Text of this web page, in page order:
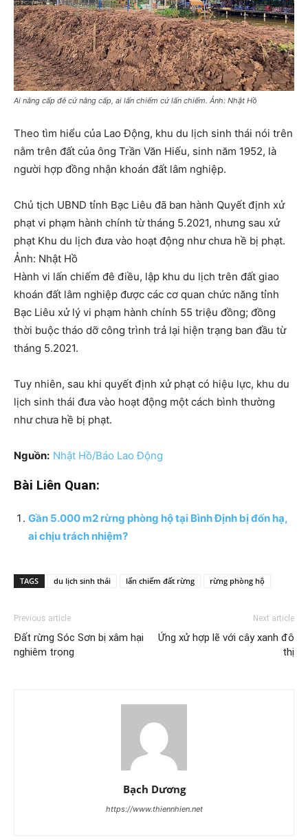
Ai nâng cấp đê cứ nâng cấp, ai lấn chiếm cứ lấn chiếm. Ảnh: Nhật Hồ
Theo tìm hiểu của Lao Động, khu du lịch sinh thái nói trên
nằm trên đất của ông Trần Văn Hiếu, sinh năm 1952, là
người hợp đồng nhận khoán đất lâm nghiệp.
Chủ tịch UBND tỉnh Bạc Liêu đã ban hành Quyết định xử
phạt vi phạm hành chính từ tháng 5.2021, nhưng sau xử
phạt Khu du lịch đưa vào hoạt động như chưa hề bị phạt.
Ảnh: Nhật Hồ
Hành vi lấn chiếm đê điều, lập khu du lịch trên đất giao
khoán đất lâm nghiệp được các cơ quan chức năng tỉnh
Bạc Liêu xử lý vi phạm hành chính 55 triệu đồng; đồng
thời buộc tháo dỡ công trình trả lại hiện trạng ban đầu từ
tháng 5.2021.
Tuy nhiên, sau khi quyết định xử phạt có hiệu lực, khu du
lịch sinh thái đưa vào hoạt động một cách bình thường
như chưa hề bị phạt.
Nguồn: Nhật Hồ/Báo Lao Động
Bài Liên Quan:
Gần 5.000 m2 rừng phòng hộ tại Bình Định bị đốn hạ,
ai chịu trách nhiệm?
TAGS du lịch sinh thái lấn chiếm đất rừng rừng phòng hộ
Previous article
Đất rừng Sóc Sơn bị xâm hại
nghiêm trọng
Next article
Ứng xử hợp lẽ với cây xanh đô
thị
Bạch Dương
https://www.thiennhien.net